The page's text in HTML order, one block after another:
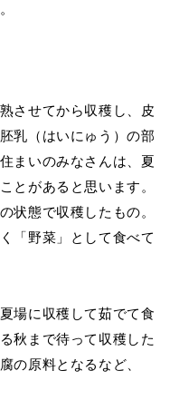
させてから収穫し、皮
乳（はいにゅう）の部
まいのみなさんは、夏
とがあると思います。
状態で収穫したもの。
「野菜」として食べて
場に収穫して茹でて食
秋まで待って収穫した
の原料となるなど、